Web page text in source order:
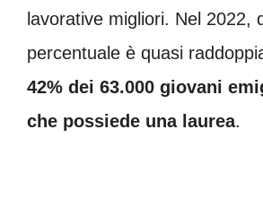
lavorative migliori. Nel 2022,
percentuale è quasi
42% dei 63.000 giovani
che possiede una laurea.